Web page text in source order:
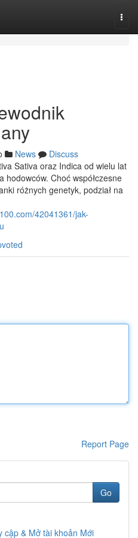
News
Discuss
Sativa oraz Indica od wielu lat
Choć współczesne
różnych genetyk, podział na
42041361/jak-
Report Page
Go
cập & Mở tài khoản Mới